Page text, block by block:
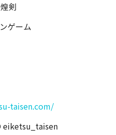
剣
ゲーム
taisen.com/
eiketsu_taisen